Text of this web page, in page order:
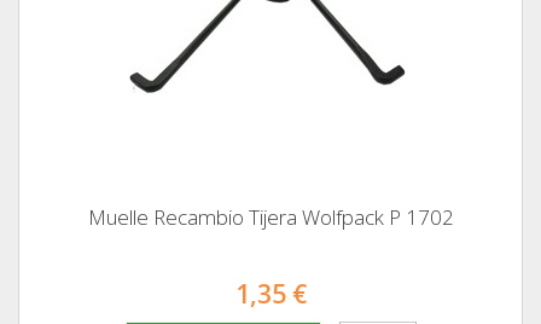
Muelle Recambio Tijera Wolfpack P 1702
1,35 €